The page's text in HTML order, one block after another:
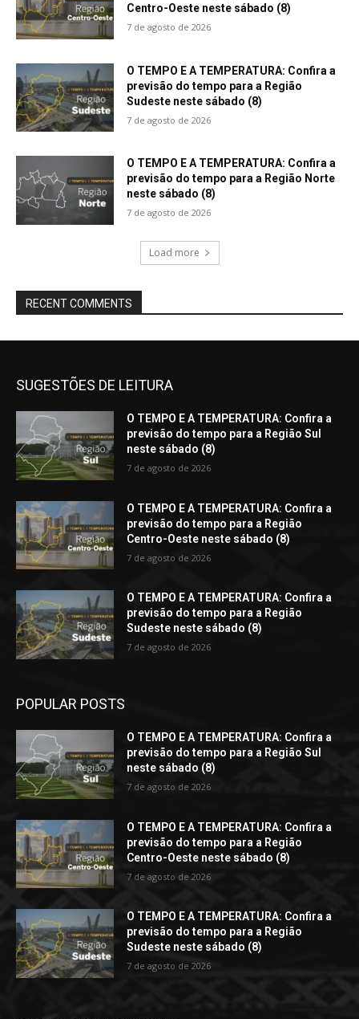
Centro-Oeste neste sábado (8)
7 de agosto de 2026
O TEMPO E A TEMPERATURA: Confira a
previsão do tempo para a Região
Sudeste neste sábado (8)
7 de agosto de 2026
O TEMPO E A TEMPERATURA: Confira a
previsão do tempo para a Região Norte
neste sábado (8)
7 de agosto de 2026
Load more
RECENT COMMENTS
SUGESTÕES DE LEITURA
O TEMPO E A TEMPERATURA: Confira a
previsão do tempo para a Região Sul
neste sábado (8)
7 de agosto de 2026
O TEMPO E A TEMPERATURA: Confira a
previsão do tempo para a Região
Centro-Oeste neste sábado (8)
7 de agosto de 2026
O TEMPO E A TEMPERATURA: Confira a
previsão do tempo para a Região
Sudeste neste sábado (8)
7 de agosto de 2026
POPULAR POSTS
O TEMPO E A TEMPERATURA: Confira a
previsão do tempo para a Região Sul
neste sábado (8)
7 de agosto de 2026
O TEMPO E A TEMPERATURA: Confira a
previsão do tempo para a Região
Centro-Oeste neste sábado (8)
7 de agosto de 2026
O TEMPO E A TEMPERATURA: Confira a
previsão do tempo para a Região
Sudeste neste sábado (8)
7 de agosto de 2026